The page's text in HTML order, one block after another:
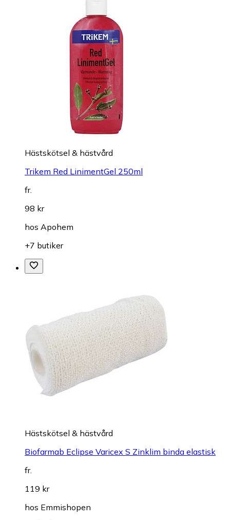
Hästskötsel & hästvård
Trikem Red LinimentGel 250ml
fr.
98 kr
hos Apohem
+7 butiker
Hästskötsel & hästvård
Biofarmab Eclipse Varicex S Zinklim binda elastisk
fr.
119 kr
hos Emmishopen